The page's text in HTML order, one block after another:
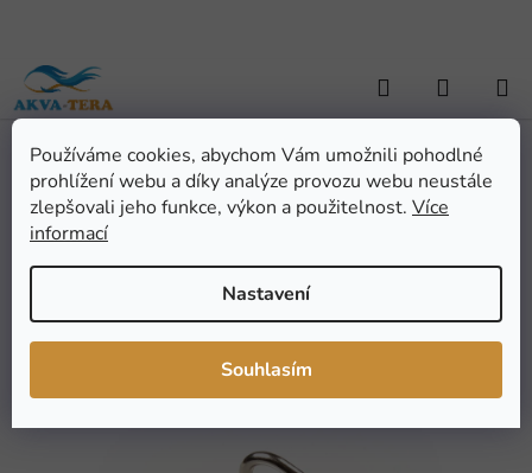
Používáme cookies, abychom Vám umožnili pohodlné
prohlížení webu a díky analýze provozu webu neustále
zlepšovali jeho funkce, výkon a použitelnost. Více
informací
Nastavení
Souhlasím
obsah
Hledat
KOŠÍK
Domů / TERARISTIKA / Terarijní potřeby / Příslušenství pro terária
Magnetický háček 20 mm + protimagnet
Magnetický háček 20 mm +
protimagnet
hodnocení
0,0
Podrobnosti hodnocení
Značka:Tommi